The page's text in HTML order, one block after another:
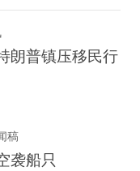
朗普镇压移民行
稿
袭船只